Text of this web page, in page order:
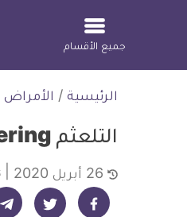
جميع الأقسام
الرئيسية / الأمراض
التلعثم Stuttering
شارك على فيسبوك - ديلي ميديكال انفو شارك على تويتر - ديلي ميديكال انفو